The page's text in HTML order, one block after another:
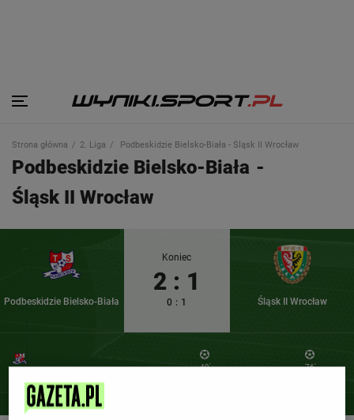
Strona główna 2. Liga Podbeskidzie Bielsko-Biała - Śląsk II Wrocław
Podbeskidzie Bielsko-Biała -
Śląsk II Wrocław
Podbeskidzie Bielsko-Biała
Koniec
2 : 1
0 : 1 Śląsk II Wrocław
2'
49' 76'